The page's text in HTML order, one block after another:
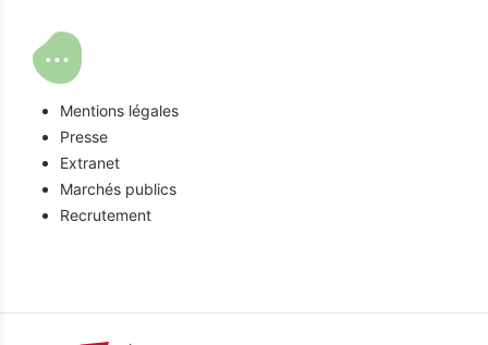
Mentions légales
Presse
Extranet
Marchés publics
Recrutement